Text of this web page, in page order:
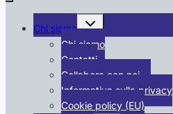
Chi siamo
Alterna
menu
figlio
Chi siamo
Contatti
Collabora con noi …
Informativa sulla privacy
Cookie policy (EU)